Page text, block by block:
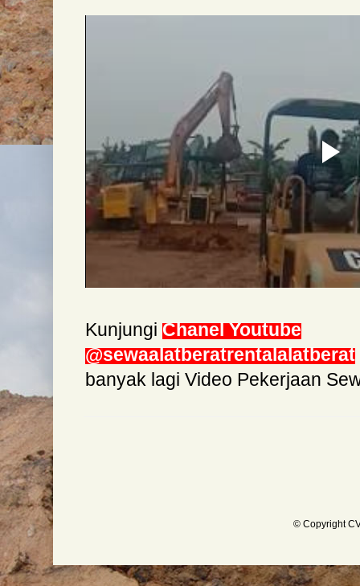
Kunjungi Chanel Youtube
@sewaalatberatrentalalatberat
banyak lagi Video Pekerjaan
© Copyright